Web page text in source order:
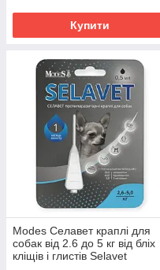
Купити
Modes Селавет краплі для
собак від 2.6 до 5 кг від бліх
кліщів і глистів Selavet